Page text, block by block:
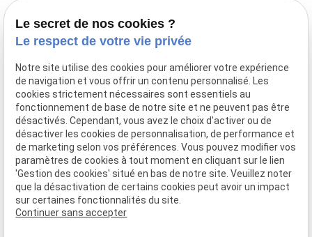
03 28 68 82 00
06 80 84 45 90
Adresse
10, chemin de Cassel
59470 BOLLEZEELE
Horaires
09:00 - 17:00
Lundi - Samedi
Le secret de nos cookies ?
Le respect de votre vie privée
Notre site utilise des cookies pour améliorer votre expérience
de navigation et vous offrir un contenu personnalisé. Les
cookies strictement nécessaires sont essentiels au
fonctionnement de base de notre site et ne peuvent pas être
désactivés. Cependant, vous avez le choix d'activer ou de
désactiver les cookies de personnalisation, de performance et
de marketing selon vos préférences. Vous pouvez modifier vos
paramètres de cookies à tout moment en cliquant sur le lien
'Gestion des cookies' situé en bas de notre site. Veuillez noter
que la désactivation de certains cookies peut avoir un impact
sur certaines fonctionnalités du site.
Continuer sans accepter